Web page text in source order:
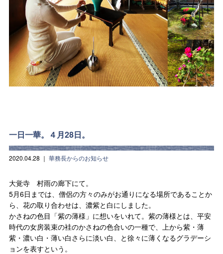
一日一華。４月28日。
2020.04.28 ｜ 華務長からのお知らせ
大覚寺 村雨の廊下にて。
5月6日までは、僧侶の方々のみがお通りになる場所であることか
ら、花の取り合わせは、濃紫と白にしました。
かさねの色目「紫の薄様」に想いをいれて。紫の薄様とは、平安
時代の女房装束の袿のかさねの色合いの一種で、上から紫・薄
紫・濃い白・薄い白さらに淡い白、と徐々に薄くなるグラデーシ
ョンを表すという。